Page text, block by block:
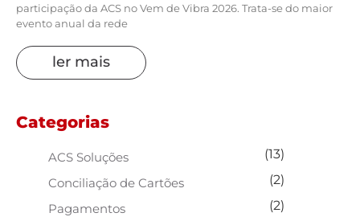
participação da ACS no Vem de Vibra 2026. Trata-se do maior
evento anual da rede
ler mais
Categorias
ACS Soluções
(13)
Conciliação de Cartões
(2)
Pagamentos
(2)